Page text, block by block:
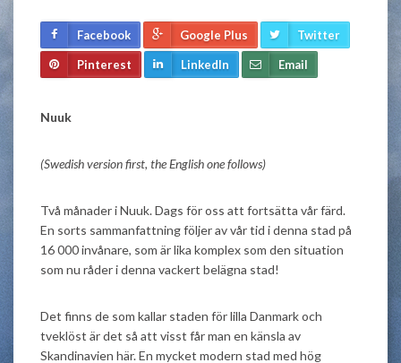
Facebook Google Plus Twitter
Pinterest LinkedIn Email
Nuuk
(Swedish version first, the English one follows)
Två månader i Nuuk. Dags för oss att fortsätta vår färd.
En sorts sammanfattning följer av vår tid i denna stad på
16 000 invånare, som är lika komplex som den situation
som nu råder i denna vackert belägna stad!
Det finns de som kallar staden för lilla Danmark och
tveklöst är det så att visst får man en känsla av
Skandinavien här. En mycket modern stad med hög